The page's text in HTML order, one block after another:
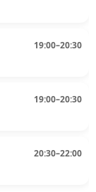
19:00–20:30
19:00–20:30
20:30–22:00